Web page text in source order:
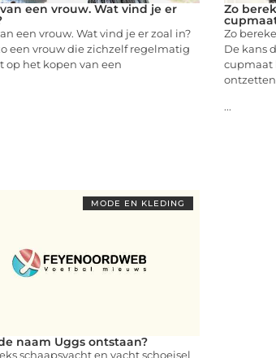
een vrouw. Wat vind je er
een vrouw. Wat vind je er zoal in?
een vrouw die zichzelf regelmatig
op het kopen van een
Zo
Zo
De kans
cupmaat
...
MODE EN KLEDING
naam Uggs ontstaan?
schaapsvacht en vacht schoeisel